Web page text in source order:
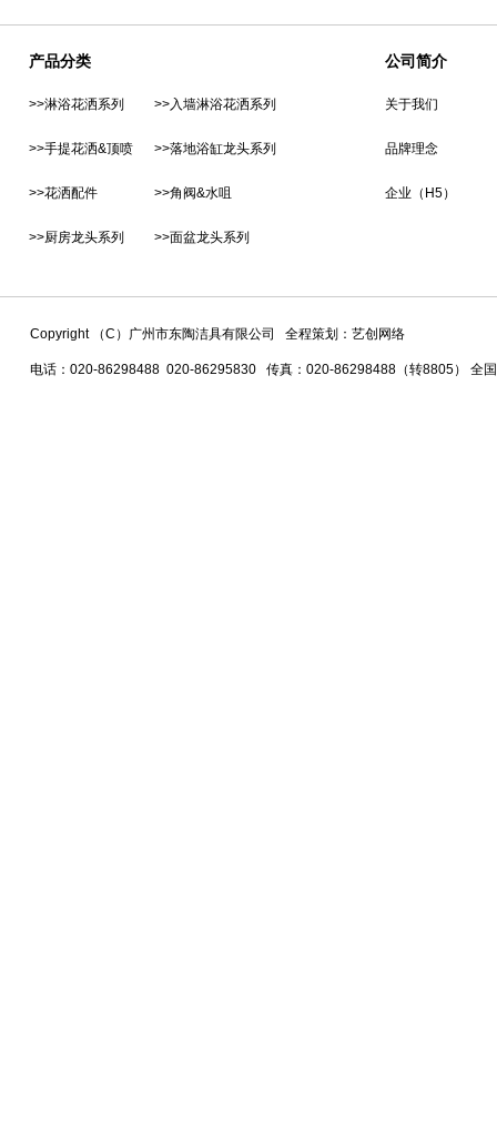
产品分类 公司简介
>>淋浴花洒系列 >>入墙淋浴花洒系列
>>手提花洒&顶喷 >>落地浴缸龙头系列
>>花洒配件 >>角阀&水咀
>>厨房龙头系列 >>面盆龙头系列
关于我们
品牌理念
企业（H5）
Copyright （C）广州市东陶洁具有限公司 全程策划：艺创网络
电话：020-86298488 020-86295830 传真：020-86298488（转8805） 全